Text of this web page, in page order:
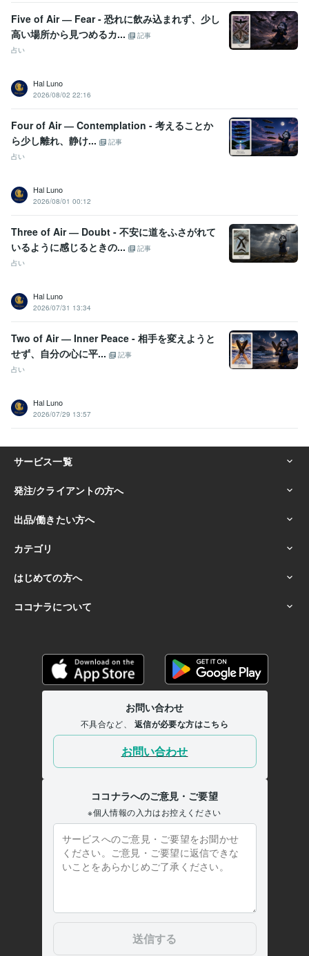
Numbers:4年 Pages:4年ChatGPT:1年CapCut:1年iMovie:3年
Canva:4年
占い 鑑定
悩み相談・カウンセリング
Five of Air ― Fear - 恐れに飲み込まれず、少し
高い場所から見つめるカ...
記事
占い
Hal Luno
2026/08/02 22:16
Four of Air ― Contemplation - 考えることか
ら少し離れ、静け...
記事
占い
Hal Luno
2026/08/01 00:12
Three of Air ― Doubt - 不安に道をふさがれて
いるように感じるときの...
記事
占い
Hal Luno
2026/07/31 13:34
Two of Air ― Inner Peace - 相手を変えようと
せず、自分の心に平...
記事
占い
Hal Luno
2026/07/29 13:57